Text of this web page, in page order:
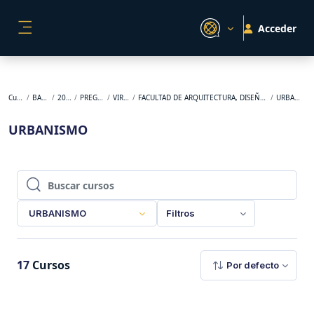
Acceder
Cursos BACKUP 2026-1 PREGRADO VIRTUAL FACULTAD DE ARQUITECTURA, DISEÑO Y URBANISMO URBANISMO
URBANISMO
Buscar cursos
Buscar cursos
URBANISMO Filtros
17 Cursos Por defecto